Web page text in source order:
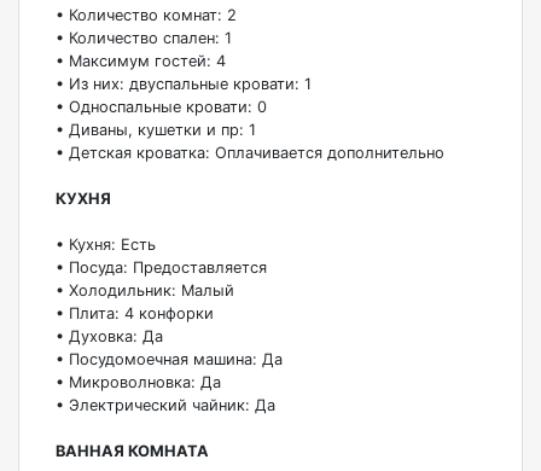
• Количество комнат: 2
• Количество спален: 1
• Максимум гостей: 4
• Из них: двуспальные кровати: 1
• Односпальные кровати: 0
• Диваны, кушетки и пр: 1
• Детская кроватка: Оплачивается дополнительно
КУХНЯ
• Кухня: Есть
• Посуда: Предоставляется
• Холодильник: Малый
• Плита: 4 конфорки
• Духовка: Да
• Посудомоечная машина: Да
• Микроволновка: Да
• Электрический чайник: Да
ВАННАЯ КОМНАТА